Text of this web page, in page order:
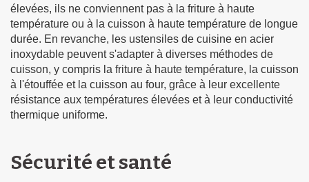
élevées, ils ne conviennent pas à la friture à haute
température ou à la cuisson à haute température de longue
durée. En revanche, les ustensiles de cuisine en acier
inoxydable peuvent s'adapter à diverses méthodes de
cuisson, y compris la friture à haute température, la cuisson
à l'étouffée et la cuisson au four, grâce à leur excellente
résistance aux températures élevées et à leur conductivité
thermique uniforme.
Sécurité et santé